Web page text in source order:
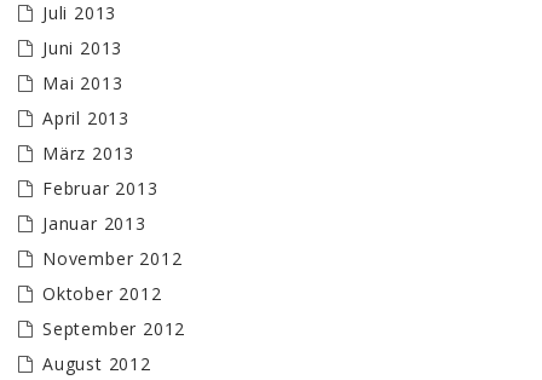
Juli 2013
Juni 2013
Mai 2013
April 2013
März 2013
Februar 2013
Januar 2013
November 2012
Oktober 2012
September 2012
August 2012